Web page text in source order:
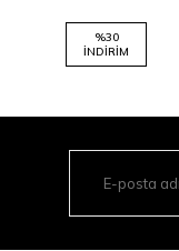
%30
İNDIRIM